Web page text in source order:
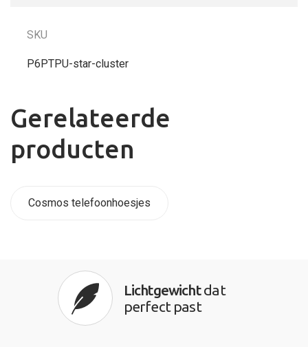
SKU
P6PTPU-star-cluster
Gerelateerde
producten
Cosmos telefoonhoesjes
Lichtgewichtdat
perfect past